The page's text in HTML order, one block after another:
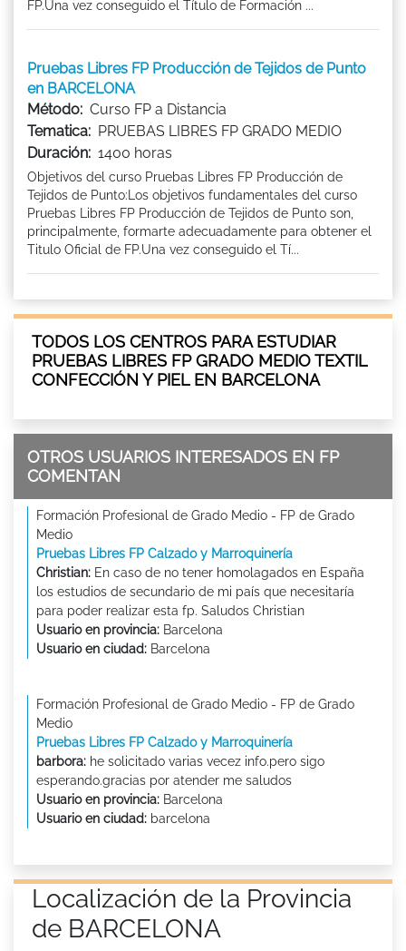
FP.Una vez conseguido el Título de Formación ...
Pruebas Libres FP Producción de Tejidos de Punto
en BARCELONA
Método: Curso FP a Distancia
Tematica: PRUEBAS LIBRES FP GRADO MEDIO
Duración: 1400 horas
Objetivos del curso Pruebas Libres FP Producción de
Tejidos de Punto:Los objetivos fundamentales del curso
Pruebas Libres FP Producción de Tejidos de Punto son,
principalmente, formarte adecuadamente para obtener el
Titulo Oficial de FP.Una vez conseguido el Tí...
TODOS LOS CENTROS PARA ESTUDIAR
PRUEBAS LIBRES FP GRADO MEDIO TEXTIL
CONFECCIÓN Y PIEL EN BARCELONA
OTROS USUARIOS INTERESADOS EN FP
COMENTAN
Formación Profesional de Grado Medio - FP de Grado
Medio
Pruebas Libres FP Calzado y Marroquinería
Christian: En caso de no tener homolagados en España
los estudios de secundario de mi país que necesitaría
para poder realizar esta fp. Saludos Christian
Usuario en provincia: Barcelona
Usuario en ciudad: Barcelona
Formación Profesional de Grado Medio - FP de Grado
Medio
Pruebas Libres FP Calzado y Marroquinería
barbora: he solicitado varias vecez info.pero sigo
esperando.gracias por atender me saludos
Usuario en provincia: Barcelona
Usuario en ciudad: barcelona
Localización de la Provincia
de BARCELONA